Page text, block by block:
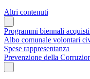
Altri contenuti
Programmi biennali
Albo comunale volontari
Spese rappresentanza
Prevenzione della